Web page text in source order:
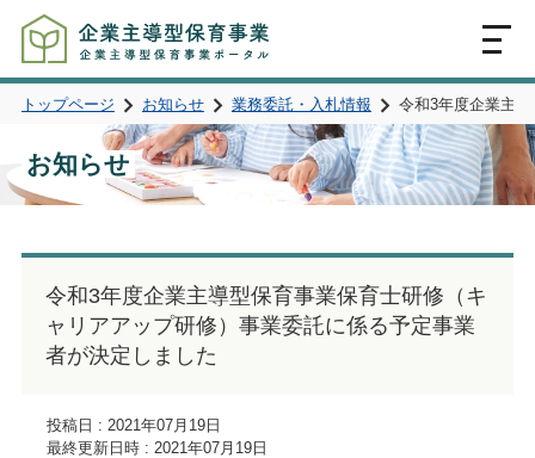
MENU
トップページ お知らせ 業務委託・入札情報 令和3年度企業主
お知らせ
令和3年度企業主導型保育事業保育士研修（キ
ャリアアップ研修）事業委託に係る予定事業
者が決定しました
投稿日 : 2021年07月19日
最終更新日時 : 2021年07月19日